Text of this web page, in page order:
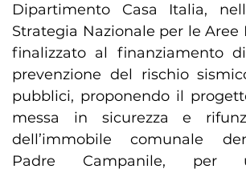
Dipartimento Casa Italia,
Strategia Nazionale per le Aree
finalizzato al finanziamento
prevenzione del rischio
pubblici, proponendo il
messa in sicurezza e
dell’immobile comunale
Padre Campanile, per